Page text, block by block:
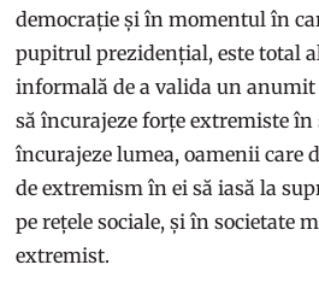
democrație și în momentul în
pupitrul prezidențial, este total
informală de a valida un anumit
să încurajeze forțe extremiste în
încurajeze lumea, oamenii care
de extremism în ei să iasă la
pe rețele sociale, și în societate
extremist.